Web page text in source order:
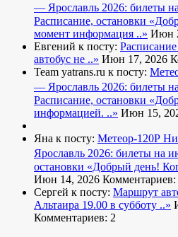
— Ярославль 2026: билеты
Расписание, остановки
момент информация ..» Июн
Евгений к посту: Расписание
автобус не ..» Июн 17, 2026
Team yatrans.ru к посту:
— Ярославль 2026: билеты
Расписание, остановки
информацией. ..» Июн 15,
Яна к посту: Метеор-120Р
Ярославль 2026: билеты на
остановки «Добрый день!
Июн 14, 2026 Комментариев:
Сергей к посту: Маршрут
Альтаира 19.00 в субботу ..»
Комментариев: 2